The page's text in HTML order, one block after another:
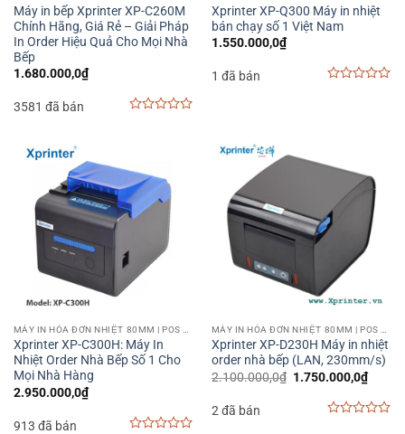
Máy in bếp Xprinter XP-C260M
Chính Hãng, Giá Rẻ – Giải Pháp
In Order Hiệu Quả Cho Mọi Nhà
Bếp
1.680.000,0₫
3581 đã bán
Xprinter XP-Q300 Máy in nhiệt
bán chạy số 1 Việt Nam
1.550.000,0₫
1 đã bán
Xprinter XP-C300H: Máy In
Nhiệt Order Nhà Bếp Số 1 Cho
Mọi Nhà Hàng
2.950.000,0₫
913 đã bán
Xprinter XP-D230H Máy in nhiệt
order nhà bếp (LAN, 230mm/s)
2.100.000,0₫ Giá
2.100.000,0₫.
1.750.000,0₫Giá
hiện
tại
là:
2 đã bán